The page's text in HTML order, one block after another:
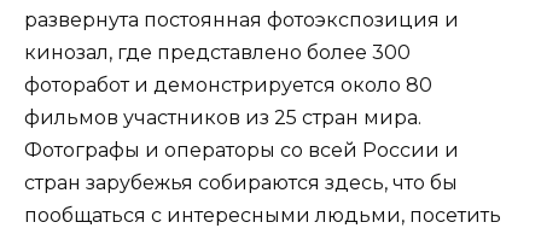
развернута постоянная фотоэкспозиция и
кинозал, где представлено более 300
фоторабот и демонстрируется около 80
фильмов участников из 25 стран мира.
Фотографы и операторы со всей России и
стран зарубежья собираются здесь, что бы
пообщаться с интересными людьми, посетить